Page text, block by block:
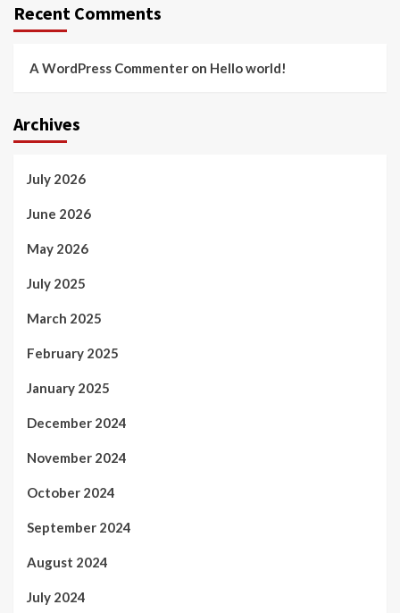
Recent Comments
A WordPress Commenter on Hello world!
Archives
July 2026
June 2026
May 2026
July 2025
March 2025
February 2025
January 2025
December 2024
November 2024
October 2024
September 2024
August 2024
July 2024